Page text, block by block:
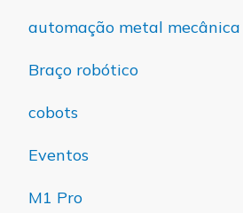
automação metal mecânica
Braço robótico
cobots
Eventos
M1 Pro